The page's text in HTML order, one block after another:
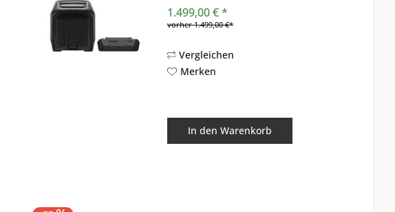
zuvor. Mit einem verbesserten Design,
deutlich...
1.499,00 € *
vorher 1.499,00 €*
Vergleichen
Merken
In den Warenkorb